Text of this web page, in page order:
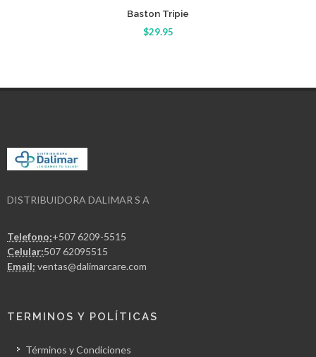
Detalle
Baston Plegable con Linterna
$29.95
DISTRIBUIDORA DALIMAR S A
Telefono:+507 6209-5515
Celular:507 62095515
Email: ventas@dalimarcare.com
TERMINOS Y POLÍTICAS
Términos y Condiciones